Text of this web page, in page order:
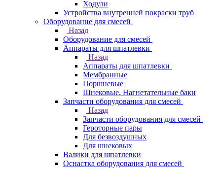
Ходули
Устройства внутренней покраски труб
Оборудование для смесей
Назад
Оборудование для смесей
Аппараты для шпатлевки
Назад
Аппараты для шпатлевки
Мембранные
Поршневые
Шнековые. Нагнетательные баки
Запчасти оборудования для смесей
Назад
Запчасти оборудования для смесей
Героторные пары
Для безвоздушных
Для шнековых
Валики для шпатлевки
Оснастка оборудования для смесей